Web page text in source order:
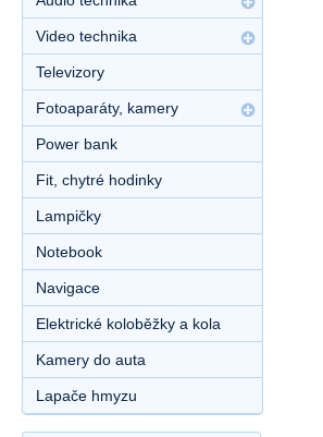
Video technika
Televizory
Fotoaparáty, kamery
Power bank
Fit, chytré hodinky
Lampičky
Notebook
Navigace
Elektrické koloběžky a kola
Kamery do auta
Lapače hmyzu